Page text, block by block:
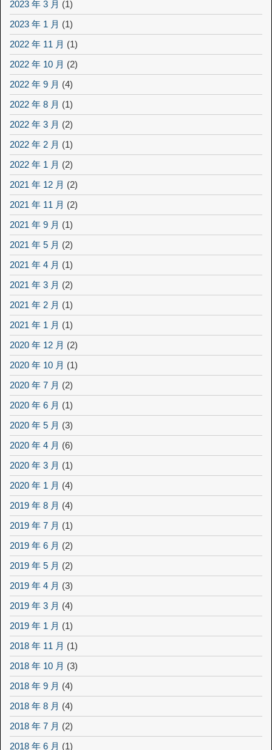
2023 年 3 月 (1)
2023 年 1 月 (1)
2022 年 11 月 (1)
2022 年 10 月 (2)
2022 年 9 月 (4)
2022 年 8 月 (1)
2022 年 3 月 (2)
2022 年 2 月 (1)
2022 年 1 月 (2)
2021 年 12 月 (2)
2021 年 11 月 (2)
2021 年 9 月 (1)
2021 年 5 月 (2)
2021 年 4 月 (1)
2021 年 3 月 (2)
2021 年 2 月 (1)
2021 年 1 月 (1)
2020 年 12 月 (2)
2020 年 10 月 (1)
2020 年 7 月 (2)
2020 年 6 月 (1)
2020 年 5 月 (3)
2020 年 4 月 (6)
2020 年 3 月 (1)
2020 年 1 月 (4)
2019 年 8 月 (4)
2019 年 7 月 (1)
2019 年 6 月 (2)
2019 年 5 月 (2)
2019 年 4 月 (3)
2019 年 3 月 (4)
2019 年 1 月 (1)
2018 年 11 月 (1)
2018 年 10 月 (3)
2018 年 9 月 (4)
2018 年 8 月 (4)
2018 年 7 月 (2)
2018 年 6 月 (1)